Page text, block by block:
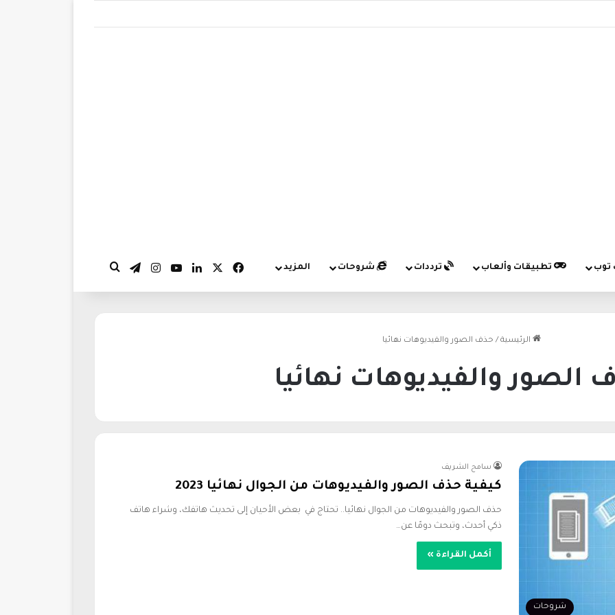
توب تطبيقات وألعاب ترددات شروحات المزيد فيسبوك لينكدإن‫YouTubeانستقرام
تيلقرام
الرئيسية / حذف الصور والفيديوهات نهائيا
الصور والفيديوهات نهائيا
شروحات
سامح الشريف
كيفية حذف الصور والفيديوهات من الجوال نهائيا 2023
حذف الصور والفيديوهات من الجوال نهائيا.. تحتاج في بعض الأحيان إلى تحديث هاتفك، وشراء هاتف
ذكي أحدث، وتبحث دومًا عن…
أكمل القراءة »